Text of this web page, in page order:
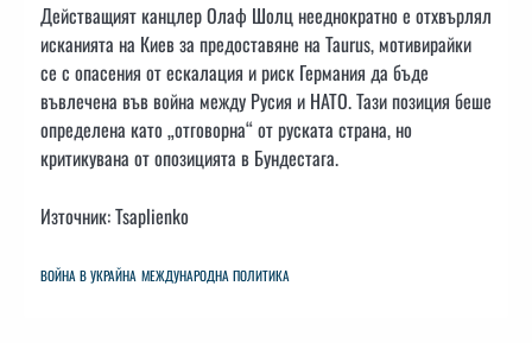
Действащият канцлер Олаф Шолц нееднократно е отхвърлял
исканията на Киев за предоставяне на Taurus, мотивирайки
се с опасения от ескалация и риск Германия да бъде
въвлечена във война между Русия и НАТО. Тази позиция беше
определена като „отговорна“ от руската страна, но
критикувана от опозицията в Бундестага.
Източник: Tsaplienko
ВОЙНА В УКРАЙНА МЕЖДУНАРОДНА ПОЛИТИКА